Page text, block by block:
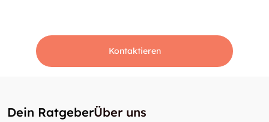
Kontaktieren
Dein RatgeberÜber uns